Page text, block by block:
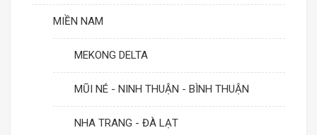
MIỀN NAM
MEKONG DELTA
MŨI NÉ - NINH THUẬN - BÌNH THUẬN
NHA TRANG - ĐÀ LẠT